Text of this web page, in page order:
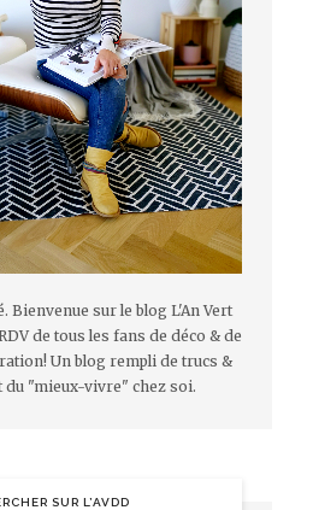
Bienvenue sur le blog L'An Vert
de tous les fans de déco & de
Un blog rempli de trucs &
du "mieux-vivre" chez soi.
SUR L’AVDD